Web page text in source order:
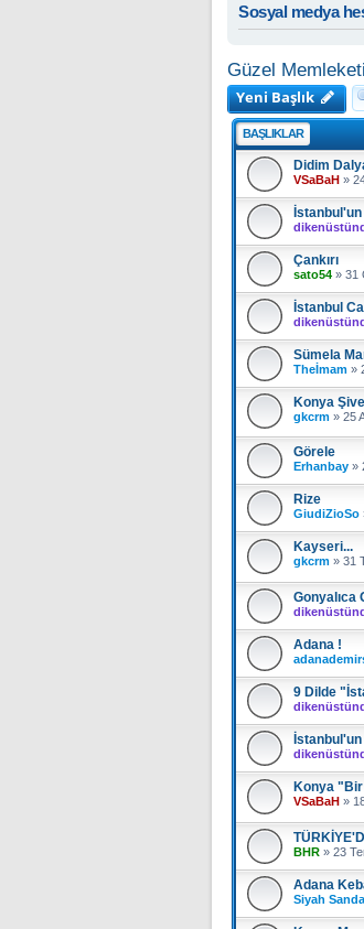
Sosyal medya
Güzel
Yeni Başlık
BAŞLIKLAR
Didim
VSaBaH »
İstanbul'un
Çankırı
sato54 » 31
İstanbul
Sümela
Theİmam »
Konya
gkcrm » 25
Görele
Erhanbay »
Rize
GiudiZioSo
Kayseri...
gkcrm » 31
Gonyalıca
Adana !
9 Dilde
Konya
VSaBaH »
BHR » 23
Adana
Siyah